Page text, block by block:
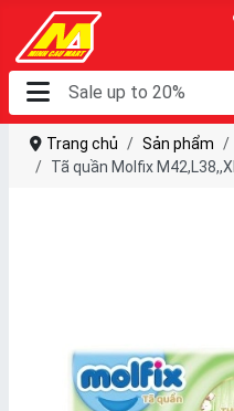
Trang chủ Sản phẩm
Tã quần Molfix